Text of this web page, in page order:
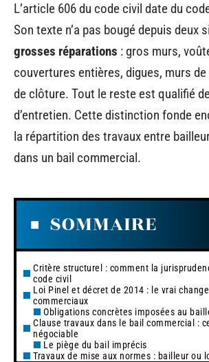
L’article 606 du code civil date du
Son texte n’a pas bougé depuis deux
grosses réparations : gros murs,
couvertures entières, digues, murs
de clôture. Tout le reste est qualifié
d’entretien. Cette distinction fonde
la répartition des travaux entre
dans un bail commercial.
SOMMAIRE
Critère structurel : comment la
code civil
Loi Pinel et décret de 2014 : le vrai
commerciaux
Obligations concrètes imposées au
Clause travaux dans le bail commercial :
négociable
Le piège du bail imprécis
Travaux de mise aux normes : bailleur ou